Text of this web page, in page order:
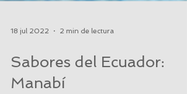
Sabores del Ecuador: